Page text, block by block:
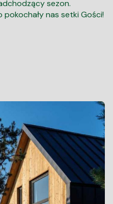
sezon.
pokochały nas setki Gości!